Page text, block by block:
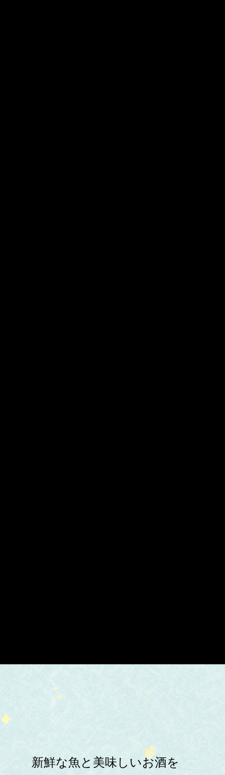
新鮮な魚と美味しいお酒を